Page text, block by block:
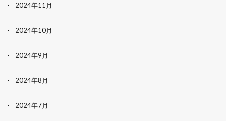
2024年11月
2024年10月
2024年9月
2024年8月
2024年7月